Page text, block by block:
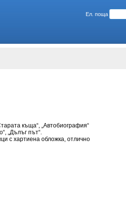
Ел. поща
къща“, „Автобиография“
„Дълъг път“.
с хартиена обложка, отлично